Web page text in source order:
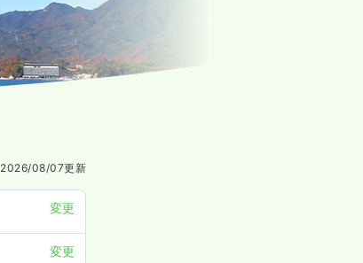
2026/08/07更新
変更
変更